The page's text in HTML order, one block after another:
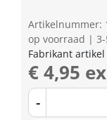
Artikelnummer:
op voorraad |
Fabrikant
€ 4,95
-